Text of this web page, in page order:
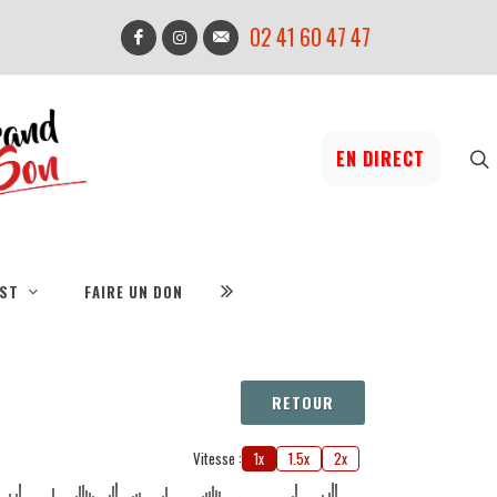
02 41 60 47 47
EN DIRECT
FAIRE UN DON
RETOUR
Vitesse : 1x 1.5x 2x